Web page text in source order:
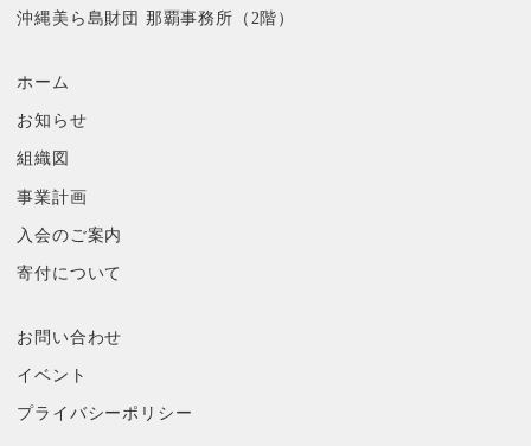
沖縄美ら島財団 那覇事務所（2階）
ホーム
お知らせ
組織図
事業計画
入会のご案内
寄付について
お問い合わせ
イベント
プライバシーポリシー